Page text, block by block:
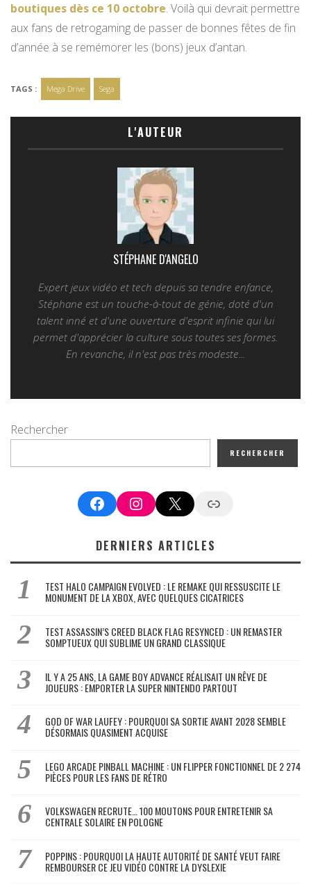
boutiques dès ce 10 octobre. Voilà qui devrait permettre
aux fans de retrogaming de passer de bonnes fêtes de fin
d’année à se remémorer les (bons) jeux d’antan.
TAGS : Mega Drive Sega
L'AUTEUR
STÉPHANE D'ANGELO
Expert jeux vidéo et tech depuis sa tendre enfance,
Stéphane est un touche-à-tout de génie, doté d'un
talent inné et d'une ouverture d'esprit infinie qui lui
permet d'apprécier la culture sous toutes ses formes.
En revanche, il n'est pas très modeste...
Rechercher
RECHERCHER
FacebookInstagram
X Google News
DERNIERS ARTICLES
TEST HALO CAMPAIGN EVOLVED : LE REMAKE QUI RESSUSCITE LE
MONUMENT DE LA XBOX, AVEC QUELQUES CICATRICES
TEST ASSASSIN’S CREED BLACK FLAG RESYNCED : UN REMASTER
SOMPTUEUX QUI SUBLIME UN GRAND CLASSIQUE
IL Y A 25 ANS, LA GAME BOY ADVANCE RÉALISAIT UN RÊVE DE
JOUEURS : EMPORTER LA SUPER NINTENDO PARTOUT
GOD OF WAR LAUFEY : POURQUOI SA SORTIE AVANT 2028 SEMBLE
DÉSORMAIS QUASIMENT ACQUISE
LEGO ARCADE PINBALL MACHINE : UN FLIPPER FONCTIONNEL DE 2 274
PIÈCES POUR LES FANS DE RÉTRO
VOLKSWAGEN RECRUTE… 100 MOUTONS POUR ENTRETENIR SA
CENTRALE SOLAIRE EN POLOGNE
POPPINS : POURQUOI LA HAUTE AUTORITÉ DE SANTÉ VEUT FAIRE
REMBOURSER CE JEU VIDÉO CONTRE LA DYSLEXIE